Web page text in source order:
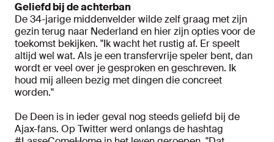
Geliefd bij de achterban
De 34-jarige middenvelder wilde zelf graag met zijn
gezin terug naar Nederland en hier zijn opties voor de
toekomst bekijken. "Ik wacht het rustig af. Er speelt
altijd wel wat. Als je een transfervrije speler bent, dan
wordt er veel over je gesproken en geschreven. Ik
houd mij alleen bezig met dingen die concreet
worden."
De Deen is in ieder geval nog steeds geliefd bij de
Ajax-fans. Op Twitter werd onlangs de hashtag